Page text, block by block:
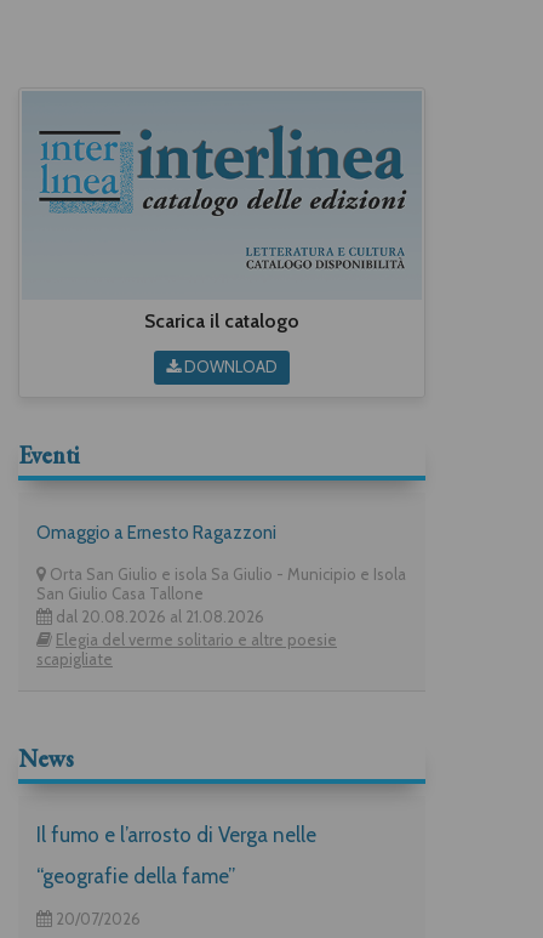
Scarica il catalogo
DOWNLOAD
Eventi
Omaggio a Ernesto Ragazzoni
Orta San Giulio e isola Sa Giulio - Municipio e Isola
San Giulio Casa Tallone
dal 20.08.2026 al 21.08.2026
Elegia del verme solitario e altre poesie
scapigliate
News
Il fumo e l’arrosto di Verga nelle
“geografie della fame”
20/07/2026